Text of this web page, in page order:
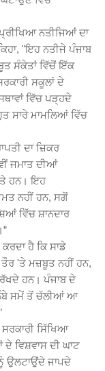
ਨਤੀਜਿਆਂ ਦਾ
"ਇਹ ਨਤੀਜੇ ਪੰਜਾਬ
ਸੰਕੇਤਾਂ ਵਿੱਚੋਂ ਇੱਕ
ਸਕੂਲਾਂ ਦੇ
ਵਿੱਚ ਪੜ੍ਹਦੇ
ਸਾਰੇ ਮਾਮਲਿਆਂ ਵਿੱਚ
ਦਾ ਜ਼ਿਕਰ
ਜਮਾਤ ਦੀਆਂ
ਹਨ। ਇਹ
ਨਹੀਂ ਹਨ, ਸਗੋਂ
ਵਿੱਚ ਸ਼ਾਨਦਾਰ
ਹੈ ਕਿ ਸਾਡੇ
'ਤੇ ਮਜ਼ਬੂਤ ਨਹੀਂ ਹਨ,
ਹਨ। ਪੰਜਾਬ ਦੇ
ਲੰਬੇ ਸਮੇਂ ਤੋਂ ਚੱਲੀਆਂ ਆ
ਸਿੱਖਿਆ
ਵਿਸ਼ਵਾਸ ਦੀ ਘਾਟ
ਉਲਟਾਉਂਦੇ ਜਾਪਦੇ